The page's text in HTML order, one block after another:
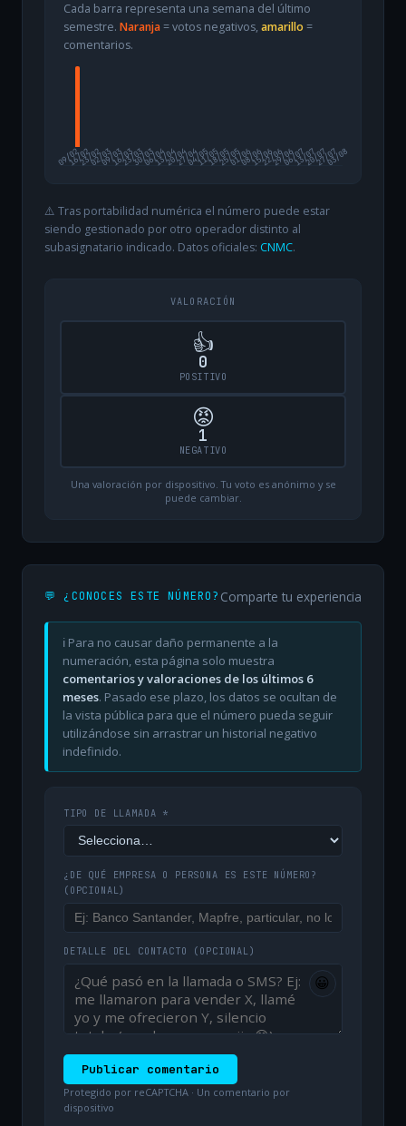
Cada barra representa una semana del último
semestre. Naranja= votos negativos, amarillo =
comentarios.
09/02
16/0223/0202/0309/0316/0323/0330/0306/0413/0420/0427/0404/0511/0518/0525/0501/0608/0615/0622/0629/0606/0713/0720/0727/07
03/08
⚠️ Tras portabilidad numérica el número puede estar
siendo gestionado por otro operador distinto al
subasignatario indicado. Datos oficiales: CNMC.
VALORACIÓN
👍
0
POSITIVO
😡
1
NEGATIVO
Una valoración por dispositivo. Tu voto es anónimo y se
puede cambiar.
💬 ¿CONOCES ESTE NÚMERO? Comparte tu experiencia
ℹ️ Para no causar daño permanente a la
numeración, esta página solo muestra
comentarios y valoraciones de los últimos 6
meses. Pasado ese plazo, los datos se ocultan de
la vista pública para que el número pueda seguir
utilizándose sin arrastrar un historial negativo
indefinido.
TIPO DE LLAMADA *
¿DE QUÉ EMPRESA O PERSONA ES ESTE NÚMERO?
(OPCIONAL)
DETALLE DEL CONTACTO (OPCIONAL)
😀
Publicar comentario
Protegido por reCAPTCHA · Un comentario por
dispositivo